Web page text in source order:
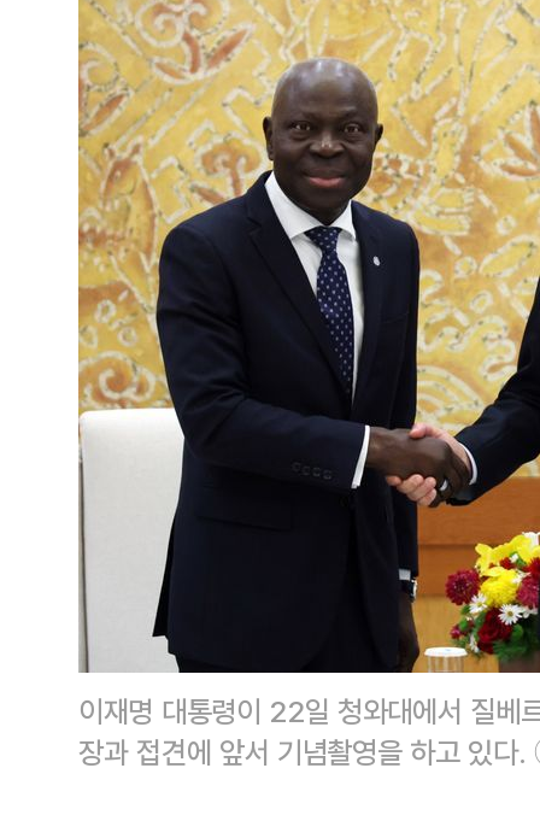
이재명 대통령이 22일 청와대에서 질베
장과 접견에 앞서 기념촬영을 하고 있